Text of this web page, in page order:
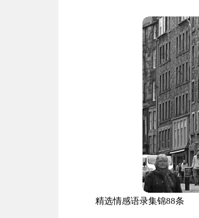
精选情感语录集锦88条